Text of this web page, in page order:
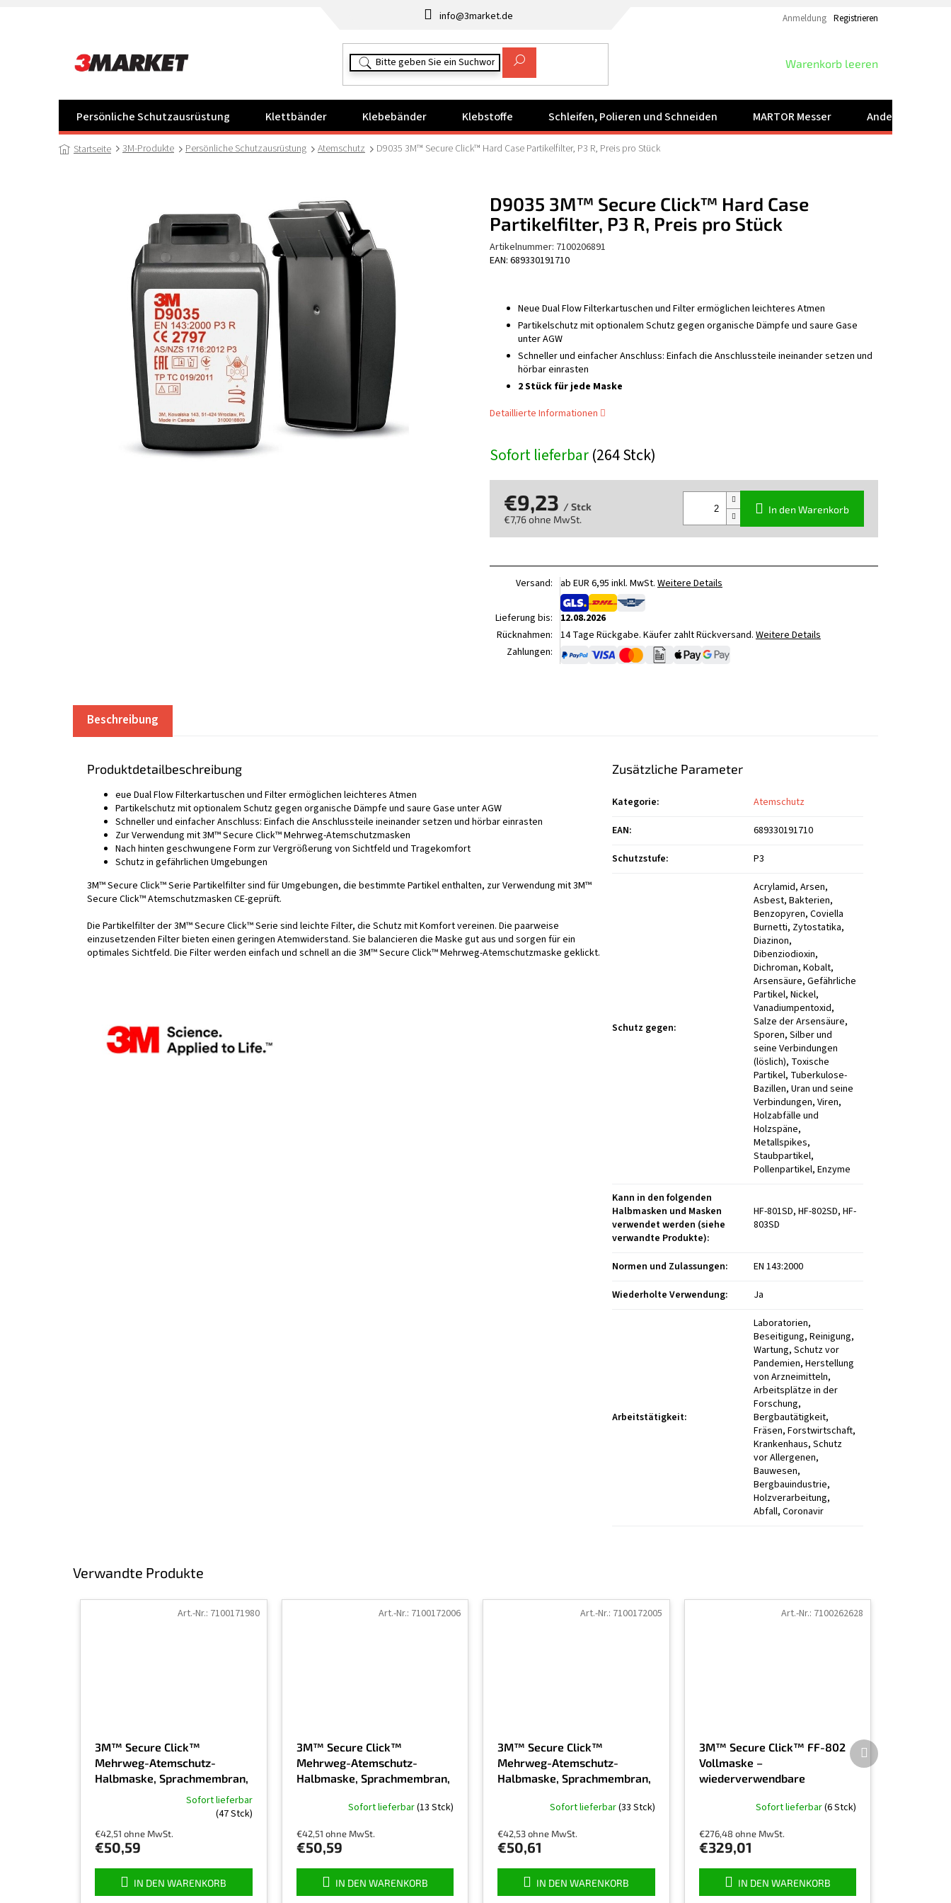
info@3market.de Anmeldung Registrieren
WARENKORB
Warenkorb leeren
Persönliche Schutzausrüstung Klettbänder Klebebänder Klebstoffe Schleifen, Polieren und Schneiden MARTOR Messer Andere Produkte
Startseite 3M-Produkte Persönliche Schutzausrüstung Atemschutz D9035 3M™ Secure Click™ Hard Case Partikelfilter, P3 R, Preis pro Stück
Sofort lieferbar(264 Stck)
Neue Dual Flow Filterkartuschen und Filter ermöglichen leichteres Atmen
Partikelschutz mit optionalem Schutz gegen organische Dämpfe und saure Gase
unter AGW
Schneller und einfacher Anschluss: Einfach die Anschlussteile ineinander setzen und
hörbar einrasten
2 Stück für jede Maske
Detaillierte Informationen
€9,23 / Stck
€7,76 ohne MwSt.
In den Warenkorb
D9035 3M™ Secure Click™ Hard Case
Partikelfilter, P3 R, Preis pro Stück
Artikelnummer: 7100206891
EAN: 689330191710
Versand: ab EUR 6,95 inkl. MwSt. Weitere Details
Lieferung bis:
12.08.2026
Rücknahmen: 14 Tage Rückgabe. Käufer zahlt Rückversand. Weitere Details
Zahlungen:
Verwandte Produkte
3M™ Secure Click™
Mehrweg-Atemschutz-
Halbmaske, Sprachmembran,
HF-802SD , Größe M
Produktbewertung
ist
Sofort lieferbar
(47 Stck)
€42,51 ohne MwSt.
€50,59
IN DEN WARENKORB
Art.-Nr.: 7100171980
3M™ Secure Click™
Mehrweg-Atemschutz-
Halbmaske, Sprachmembran,
Sofort lieferbar(13 Stck)
€42,51 ohne MwSt.
€50,59
IN DEN WARENKORB
Art.-Nr.: 7100172006
3M™ Secure Click™
Mehrweg-Atemschutz-
Halbmaske, Sprachmembran,
Sofort lieferbar(33 Stck)
€42,53 ohne MwSt.
€50,61
IN DEN WARENKORB
Art.-Nr.: 7100172005
3M™ Secure Click™ FF-802
Vollmaske –
wiederverwendbare
Sofort lieferbar(6 Stck)
€276,48 ohne MwSt.
€329,01
IN DEN WARENKORB
Art.-Nr.: 7100262628
Nächstes
Produkt
Beschreibung
Produktdetailbeschreibung
eue Dual Flow Filterkartuschen und Filter ermöglichen leichteres Atmen
Partikelschutz mit optionalem Schutz gegen organische Dämpfe und saure Gase unter AGW
Schneller und einfacher Anschluss: Einfach die Anschlussteile ineinander setzen und hörbar einrasten
Zur Verwendung mit 3M™ Secure Click™ Mehrweg-Atemschutzmasken
Nach hinten geschwungene Form zur Vergrößerung von Sichtfeld und Tragekomfort
Schutz in gefährlichen Umgebungen
3M™ Secure Click™ Serie Partikelfilter sind für Umgebungen, die bestimmte Partikel enthalten, zur Verwendung mit 3M™
Secure Click™ Atemschutzmasken CE-geprüft.
Die Partikelfilter der 3M™ Secure Click™ Serie sind leichte Filter, die Schutz mit Komfort vereinen. Die paarweise
einzusetzenden Filter bieten einen geringen Atemwiderstand. Sie balancieren die Maske gut aus und sorgen für ein
optimales Sichtfeld. Die Filter werden einfach und schnell an die 3M™ Secure Click™ Mehrweg-Atemschutzmaske geklickt.
Zusätzliche Parameter
Kategorie:
Atemschutz
EAN:
689330191710
Schutzstufe: P3
Schutz gegen:
Acrylamid, Arsen,
Asbest, Bakterien,
Benzopyren, Coviella
Burnetti, Zytostatika,
Diazinon,
Dibenziodioxin,
Dichroman, Kobalt,
Arsensäure, Gefährliche
Partikel, Nickel,
Vanadiumpentoxid,
Salze der Arsensäure,
Sporen, Silber und
seine Verbindungen
(löslich), Toxische
Partikel, Tuberkulose-
Bazillen, Uran und seine
Verbindungen, Viren,
Holzabfälle und
Holzspäne,
Metallspikes,
Staubpartikel,
Pollenpartikel, Enzyme
Kann in den folgenden
Halbmasken und Masken
verwendet werden (siehe
verwandte Produkte):
HF-801SD, HF-802SD, HF-
803SD
Normen und Zulassungen:
EN 143:2000
Wiederholte Verwendung: Ja
Arbeitstätigkeit:
Laboratorien,
Beseitigung, Reinigung,
Wartung, Schutz vor
Pandemien, Herstellung
von Arzneimitteln,
Arbeitsplätze in der
Forschung,
Bergbautätigkeit,
Fräsen, Forstwirtschaft,
Krankenhaus, Schutz
vor Allergenen,
Bauwesen,
Bergbauindustrie,
Holzverarbeitung,
Abfall, Coronavir